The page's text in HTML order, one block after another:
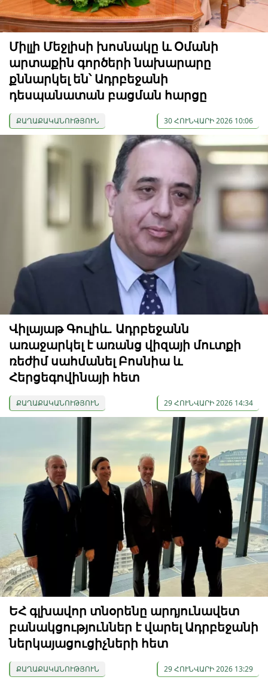
Միլլի Մեջլիսի խոսնակը և Օմանի
արտաքին գործերի նախարարը
քննարկել են՝ Ադրբեջանի
դեսպանատան բացման հարցը
ՔԱՂԱՔԱԿԱՆՈՒԹՅՈՒՆ 30 ՀՈՒՆՎԱՐԻ 2026 10:06
Վիլայաթ Գուլիև. Ադրբեջանն
առաջարկել է առանց վիզայի մուտքի
ռեժիմ սահմանել Բոսնիա և
Հերցեգովինայի հետ
ՔԱՂԱՔԱԿԱՆՈՒԹՅՈՒՆ 29 ՀՈՒՆՎԱՐԻ 2026 14:34
ԵՀ գլխավոր տնօրենը արդյունավետ
բանակցություններ է վարել Ադրբեջանի
ներկայացուցիչների հետ
ՔԱՂԱՔԱԿԱՆՈՒԹՅՈՒՆ 29 ՀՈՒՆՎԱՐԻ 2026 13:29